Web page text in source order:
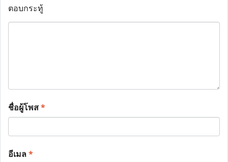
ตอบกระทู้
ชื่อผู้โพส*
อีเมล*